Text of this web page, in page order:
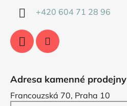
+420 604 71 28 96
Adresa kamenné prodejny
Francouzská 70, Praha 10